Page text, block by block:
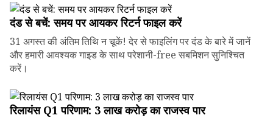
दंड से बचें: समय पर आयकर रिटर्न फाइल करें
31 अगस्त की अंतिम तिथि न चूकें! देर से फाइलिंग पर दंड के बारे में जानें
और हमारी आवश्यक गाइड के साथ परेशानी-free सबमिशन सुनिश्चित
करें।
रिलायंस Q1 परिणाम: ₹3 लाख करोड़ का राजस्व पार